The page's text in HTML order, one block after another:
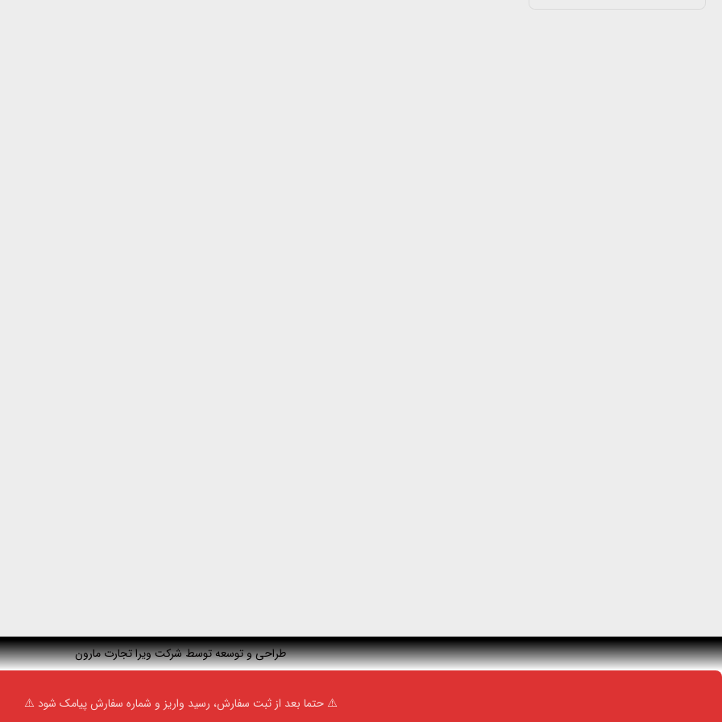
طراحی و توسعه توسط شرکت ویرا تجارت مارون
⚠️ حتما بعد از ثبت سفارش، رسید واریز و شماره سفارش پیامک شود ⚠️